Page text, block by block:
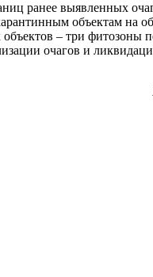
ранее выявленных
объектам на
– три фитозоны
очагов и